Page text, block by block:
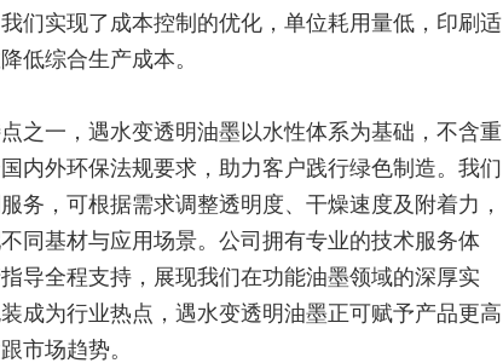
们实现了成本控制的优化，单位耗用量低，印刷适
低综合生产成本。
之一，遇水变透明油墨以水性体系为基础，不含重
内外环保法规要求，助力客户践行绿色制造。我们
务，可根据需求调整透明度、干燥速度及附着力，
同基材与应用场景。公司拥有专业的技术服务体
导全程支持，展现我们在功能油墨领域的深厚实
成为行业热点，遇水变透明油墨正可赋予产品更高
市场趋势。